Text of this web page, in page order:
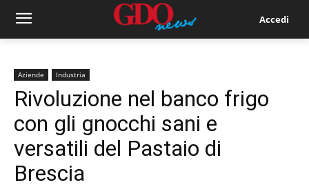
Accedi
Aziende Industria
Rivoluzione nel banco frigo
con gli gnocchi sani e
versatili del Pastaio di
Brescia